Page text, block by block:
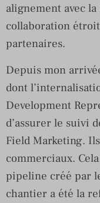
alignement avec
collaboration
partenaires.
Depuis mon
dont
Development
d’assurer le suivi
Field Marketing.
commerciaux.
pipeline créé par
chantier a été la